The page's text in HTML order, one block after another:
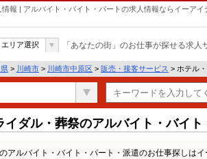
報 | アルバイト・バイト・パートの求人情報ならイーアイ
エリア選択 「あなたの街」のお仕事が探せる求人
> 川崎市 > 川崎市中原区 > 販売・接客サービス > ホテル
ダル・葬祭のアルバイト・バイト
アルバイト・バイト・パート・派遣のお仕事探しはイ